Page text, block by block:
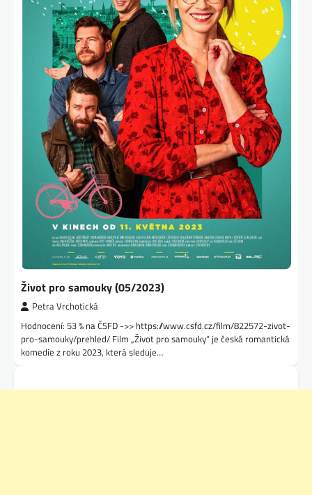
Život pro samouky (05/2023)
Petra Vrchotická
Hodnocení: 53 % na ČSFD ->> https://www.csfd.cz/film/822572-zivot-
pro-samouky/prehled/ Film „Život pro samouky“ je česká romantická
komedie z roku 2023, která sleduje…